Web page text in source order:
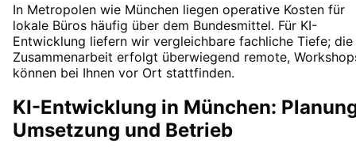
In Metropolen wie München liegen operative Kosten für
lokale Büros häufig über dem Bundesmittel. Für KI-
Entwicklung liefern wir vergleichbare fachliche Tiefe; die
Zusammenarbeit erfolgt überwiegend remote,
können bei Ihnen vor Ort stattfinden.
KI-Entwicklung in München:
Umsetzung und Betrieb